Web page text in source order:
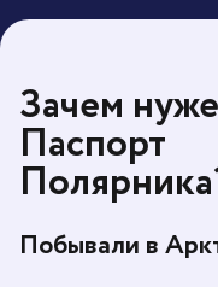
Зачем
Паспорт
Побывали в